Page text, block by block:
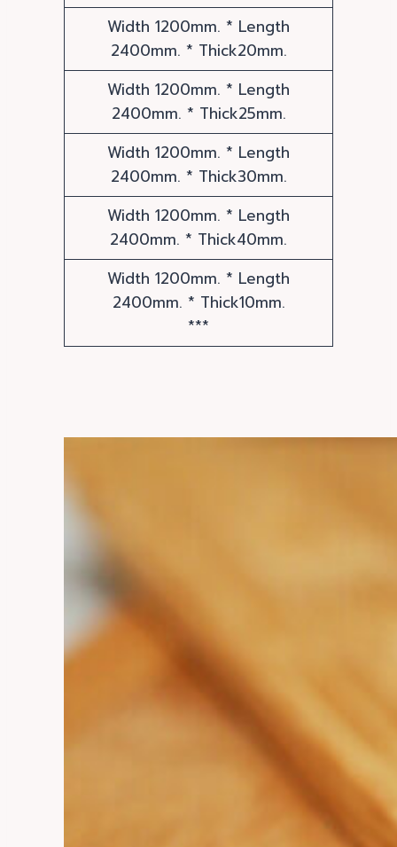
Width 1200mm. * Length
2400mm. * Thick20mm.
Width 1200mm. * Length
2400mm. * Thick25mm.
Width 1200mm. * Length
2400mm. * Thick30mm.
Width 1200mm. * Length
2400mm. * Thick40mm.
Width 1200mm. * Length
2400mm. * Thick10mm.
***